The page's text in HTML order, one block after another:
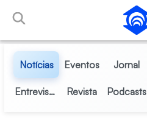
Pular para o Conteúdo principal
Notícias Eventos Jornal
Entrevistas Revista Podcasts